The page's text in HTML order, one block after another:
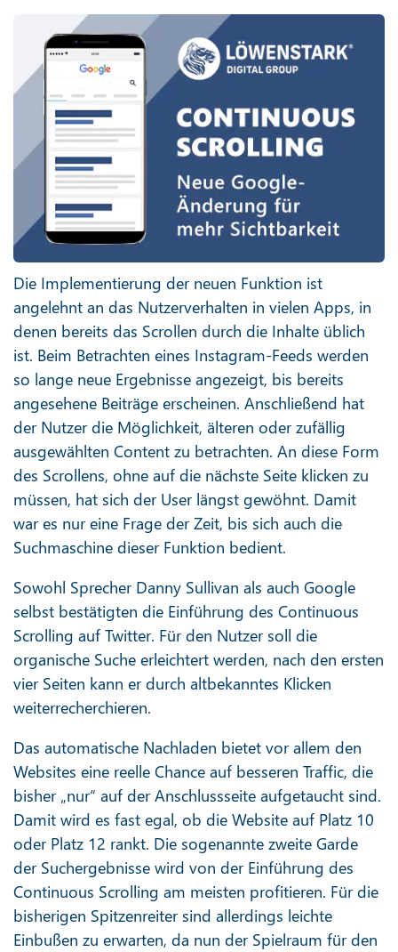
Die Implementierung der neuen Funktion ist
angelehnt an das Nutzerverhalten in vielen Apps, in
denen bereits das Scrollen durch die Inhalte üblich
ist. Beim Betrachten eines Instagram-Feeds werden
so lange neue Ergebnisse angezeigt, bis bereits
angesehene Beiträge erscheinen. Anschließend hat
der Nutzer die Möglichkeit, älteren oder zufällig
ausgewählten Content zu betrachten. An diese Form
des Scrollens, ohne auf die nächste Seite klicken zu
müssen, hat sich der User längst gewöhnt. Damit
war es nur eine Frage der Zeit, bis sich auch die
Suchmaschine dieser Funktion bedient.
Sowohl Sprecher Danny Sullivan als auch Google
selbst bestätigten die Einführung des Continuous
Scrolling auf Twitter. Für den Nutzer soll die
organische Suche erleichtert werden, nach den ersten
vier Seiten kann er durch altbekanntes Klicken
weiterrecherchieren.
Das automatische Nachladen bietet vor allem den
Websites eine reelle Chance auf besseren Traffic, die
bisher „nur“ auf der Anschlussseite aufgetaucht sind.
Damit wird es fast egal, ob die Website auf Platz 10
oder Platz 12 rankt. Die sogenannte zweite Garde
der Suchergebnisse wird von der Einführung des
Continuous Scrolling am meisten profitieren. Für die
bisherigen Spitzenreiter sind allerdings leichte
Einbußen zu erwarten, da nun der Spielraum für den